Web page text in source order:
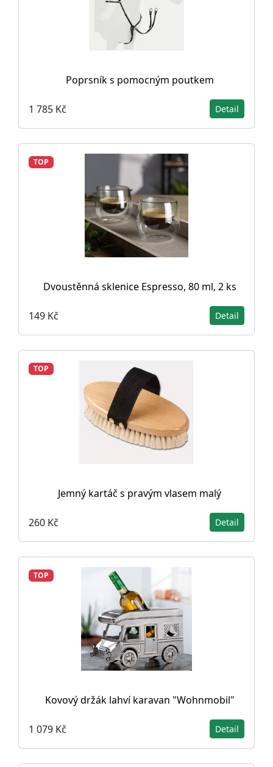
Poprsník s pomocným poutkem
1 785 Kč Detail
TOP
Dvoustěnná sklenice Espresso, 80 ml, 2 ks
149 Kč Detail
TOP
Jemný kartáč s pravým vlasem malý
260 Kč Detail
TOP
Kovový držák lahví karavan "Wohnmobil"
1 079 Kč Detail